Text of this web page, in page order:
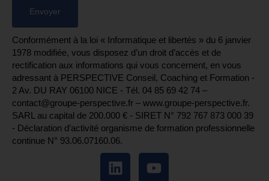
Conformément à la loi « Informatique et libertés » du 6 janvier
1978 modifiée, vous disposez d’un droit d’accès et de
rectification aux informations qui vous concernent, en vous
adressant à PERSPECTIVE Conseil, Coaching et Formation -
2 Av. DU RAY 06100 NICE - Tél. 04 85 69 42 74⁩ –
contact@groupe-perspective.fr – www.groupe-perspective.fr.
SARL au capital de 200.000 € - SIRET N° 792 767 873 000 39
- Déclaration d’activité organisme de formation professionnelle
continue N° 93.06.07160.06.